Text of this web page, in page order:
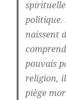
politique.
naissent
pouvais
religion,
piège